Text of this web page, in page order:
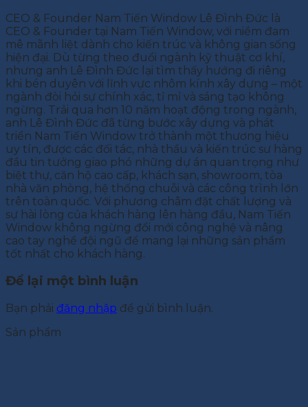
CEO & Founder Nam Tiến Window Lê Đình Đức là
CEO & Founder tại Nam Tiến Window, với niềm đam
mê mãnh liệt dành cho kiến trúc và không gian sống
hiện đại. Dù từng theo đuổi ngành kỹ thuật cơ khí,
nhưng anh Lê Đình Đức lại tìm thấy hướng đi riêng
khi bén duyên với lĩnh vực nhôm kính xây dựng – một
ngành đòi hỏi sự chính xác, tỉ mỉ và sáng tạo không
ngừng. Trải qua hơn 10 năm hoạt động trong ngành,
anh Lê Đình Đức đã từng bước xây dựng và phát
triển Nam Tiến Window trở thành một thương hiệu
uy tín, được các đối tác, nhà thầu và kiến trúc sư hàng
đầu tin tưởng giao phó những dự án quan trọng như
biệt thự, căn hộ cao cấp, khách sạn, showroom, tòa
nhà văn phòng, hệ thống chuỗi và các công trình lớn
trên toàn quốc. Với phương châm đặt chất lượng và
sự hài lòng của khách hàng lên hàng đầu, Nam Tiến
Window không ngừng đổi mới công nghệ và nâng
cao tay nghề đội ngũ để mang lại những sản phẩm
tốt nhất cho khách hàng.
Để lại một bình luận
Bạn phải đăng nhập để gửi bình luận.
Sản phẩm